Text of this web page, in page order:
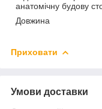
анатомічну будову
Довжина
Приховати
Умови доставки